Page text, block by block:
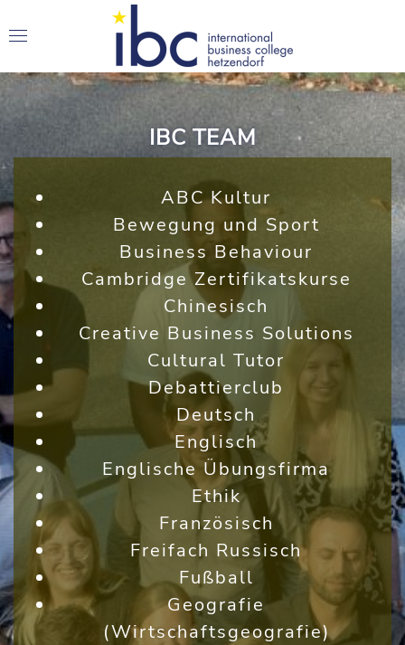
IBC TEAM
ABC Kultur
Bewegung und Sport
Business Behaviour
Cambridge Zertifikatskurse
Chinesisch
Creative Business Solutions
Cultural Tutor
Debattierclub
Deutsch
Englisch
Englische Übungsfirma
Ethik
Französisch
Freifach Russisch
Fußball
Geografie
(Wirtschaftsgeografie)